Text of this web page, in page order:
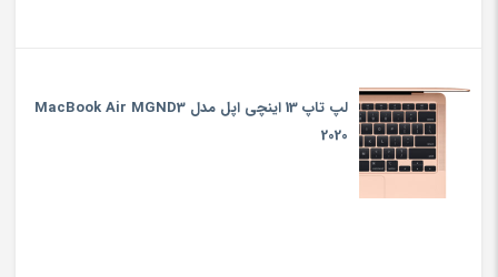
لپ تاپ 13 اینچی اپل مدل MacBook Air MGND3
2020